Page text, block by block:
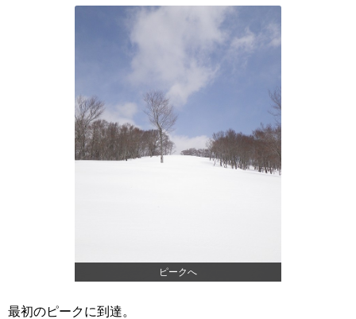
ピークへ
最初のピークに到達。